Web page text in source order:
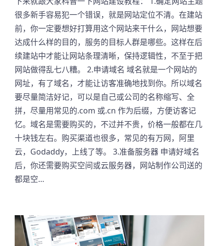
很多新手容易犯一个错误，就是网站定位不清。在建站
前，你一定要想好打算用这个网站来干什么，网站想要
达成什么样的目的，服务的目标人群是哪些。这样在后
续建站中才能让网站条理清晰，保持逻辑性，不至于把
网站做得乱七八糟。 2.申请域名 域名就是一个网站的
网址，有了域名，才能让访客准确地找到你。所以域名
要尽量简洁好记，可以是自己或公司的名称缩写、全
拼，尽量用常见的.com 或.cn 作为后缀，方便访客记
忆。域名是需要购买的，不过并不贵，价格一般都在几
十块钱左右。购买渠道也很多，常见的有万网，阿里
云，Godaddy，上线了等。 3.准备服务器 申请好域名
后，你还需要购买空间或云服务器，网站制作公司送的
都是空…